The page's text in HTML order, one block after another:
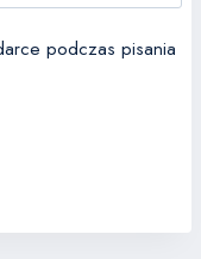
podczas pisania